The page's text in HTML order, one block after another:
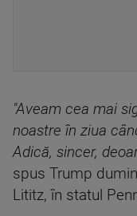
"Aveam cea mai
noastre în ziua
Adică, sincer,
spus Trump
Lititz, în statul